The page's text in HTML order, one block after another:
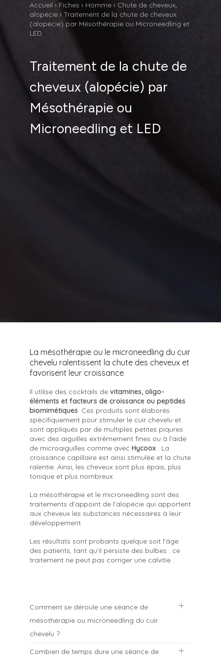
Accueil › Fiches › Homme › Chute de cheveux,
alopécie › Traitement de la chute de cheveux
(alopécie) par Mésothérapie ou Microneedling et
LED
Traitement de la chute de
cheveux (alopécie) par
Mésothérapie ou
Microneedling et LED
La mésothérapie ou le microneedling du cuir
chevelu ralentissent la chute des cheveux et
favorisent leur croissance
Il utilise des cocktails de vitamines, oligo-
éléments et facteurs de croissance ou peptides
biomimétiques. Ces produits sont élaborés
spécifiquement pour stimuler le cuir chevelu et
sont appliqués par de multiples petites piqures
avec des aiguilles extrêmement fines ou à l’aide
de microaiguilles comme avec Hycoox . La
croissance capillaire est ainsi stimulée et la chute
ralentie. Ainsi, les cheveux sont plus épais, plus
tonique et plus nombreux.
La mésothérapie et le microneedling sont des
traitements d’appoint de l’alopécie qui apportent
aux cheveux les substances nécessaires à leur
développement.
Les résultats sont probants quelque soit l’âge
des patients, tant qu’il persiste des bulbes : ce
traitement ne peut pas corriger une calvitie .
Comment se déroule une séance de
mésothérapie ou microneedling du cuir
chevelu ?
Combien de temps dure une séance de